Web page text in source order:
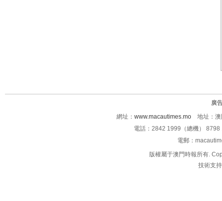
廣
網址： www.macautimes.mo 地址：澳
電話：2842 1999（總機）
電郵：
版權屬于澳門時報所有.
技術支